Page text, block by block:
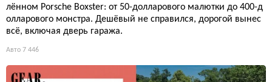
лённом Porsche Boxster: от 50-долларового малютки до 400-д
олларового монстра. Дешёвый не справился, дорогой вынес
всё, включая дверь гаража.
Авто 7 446